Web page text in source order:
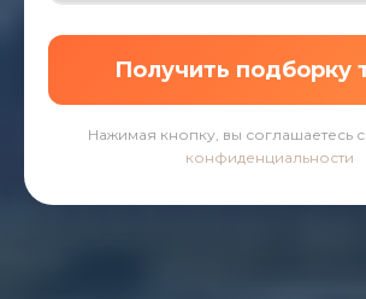
Получить подборку
Нажимая кнопку, вы соглашаетесь с
конфиденциальности